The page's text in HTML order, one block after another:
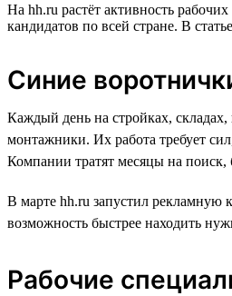
На hh.ru растёт активность
кандидатов по всей стране. В
Синие
Каждый день на стройках,
монтажники. Их работа требует
Компании тратят месяцы на поиск,
В марте hh.ru запустил рекламную
возможность быстрее находить
Рабочие